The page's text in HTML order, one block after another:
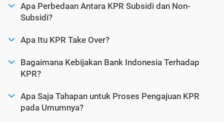
Apa Perbedaan Antara KPR Subsidi dan Non-
Subsidi?
Apa Itu KPR Take Over?
Bagaimana Kebijakan Bank Indonesia Terhadap
KPR?
Apa Saja Tahapan untuk Proses Pengajuan KPR
pada Umumnya?